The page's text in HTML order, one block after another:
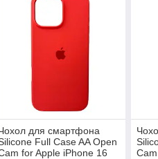
для смартфона
Full Case AA Open
for Apple iPhone 16